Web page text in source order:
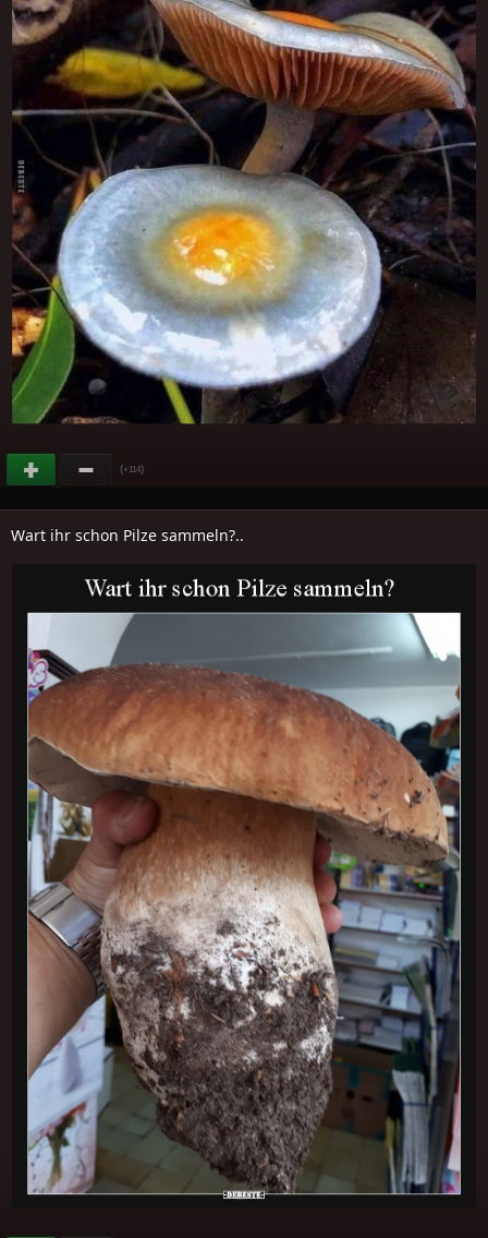
(+114)
Wart ihr schon Pilze sammeln?..